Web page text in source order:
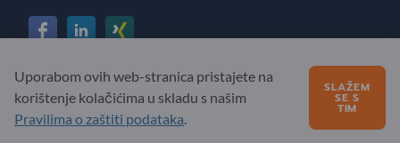
Copyright © 2026 Exportpages International GmbH. All
Rights Reserved.
Uporabom ovih web-stranica pristajete na
korištenje kolačićima u skladu s našim
Pravilima o zaštiti podataka.
SLAŽEM
SE S
TIM